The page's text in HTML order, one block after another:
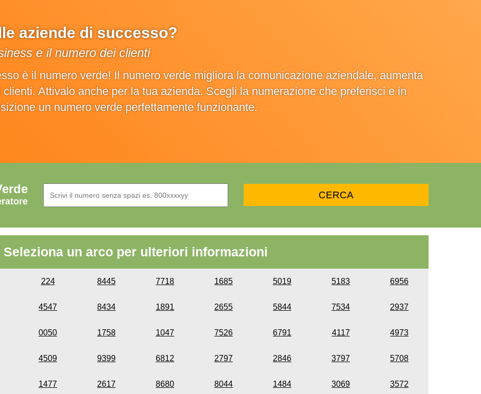
aziende di successo?
e il numero dei clienti
è il numero verde! Il numero verde migliora la comunicazione aziendale, aumenta
Attivalo anche per la tua azienda. Scegli la numerazione che preferisci e in
un numero verde perfettamente funzionante.
Seleziona un arco per ulteriori informazioni
224 8445 7718 1685 5019 5183 6956
4547 8434 1891 2655 5844 7534 2937
0050 1758 1047 7526 6791 4117 4973
4509 9399 6812 2797 2846 3797 5708
1477 2617 8680 8044 1484 3069 3572